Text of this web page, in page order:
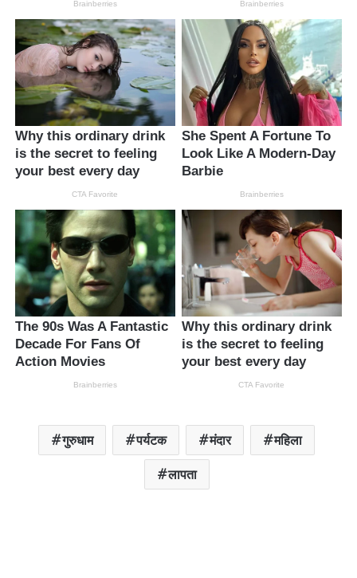
गुरुधाम पर्यटक मंदार महिला
लापता